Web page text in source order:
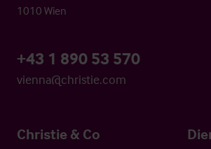
1010 Wien
+43 1 890 53 570
vienna@christie.com
Christie & Co